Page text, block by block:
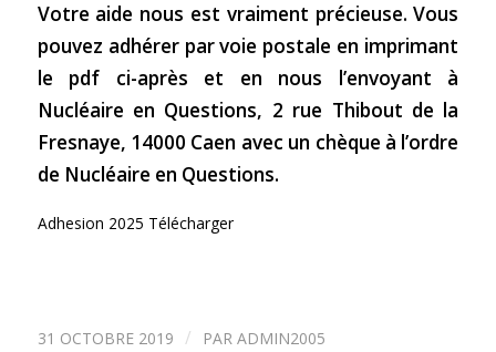
Votre aide nous est vraiment précieuse. Vous
pouvez adhérer par voie postale en imprimant
le pdf ci-après et en nous l’envoyant à
Nucléaire en Questions, 2 rue Thibout de la
Fresnaye, 14000 Caen avec un chèque à l’ordre
de Nucléaire en Questions.
Adhesion 2025 Télécharger
31 OCTOBRE 2019 / PAR ADMIN2005